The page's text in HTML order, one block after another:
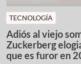
TECNOLOGÍA
Adiós al viejo
Zuckerberg
que es furor en